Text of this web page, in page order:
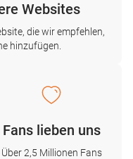
Websites
die wir empfehlen,
hinzufügen.
Fans lieben uns
Über 2,5 Millionen Fans